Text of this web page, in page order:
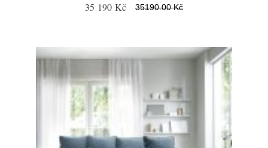
35 190 Kč 35190.00 Kč